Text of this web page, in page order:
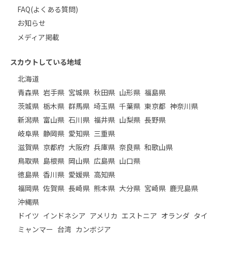
FAQ(よくある質問)
お知らせ
メディア掲載
スカウトしている地域
北海道
青森県 岩手県 宮城県 秋田県 山形県 福島県
茨城県 栃木県 群馬県 埼玉県 千葉県 東京都 神奈川県
新潟県 富山県 石川県 福井県 山梨県 長野県
岐阜県 静岡県 愛知県 三重県
滋賀県 京都府 大阪府 兵庫県 奈良県 和歌山県
鳥取県 島根県 岡山県 広島県 山口県
徳島県 香川県 愛媛県 高知県
福岡県 佐賀県 長崎県 熊本県 大分県 宮崎県 鹿児島県
沖縄県
ドイツ インドネシア アメリカ エストニア オランダ タイ
ミャンマー 台湾 カンボジア